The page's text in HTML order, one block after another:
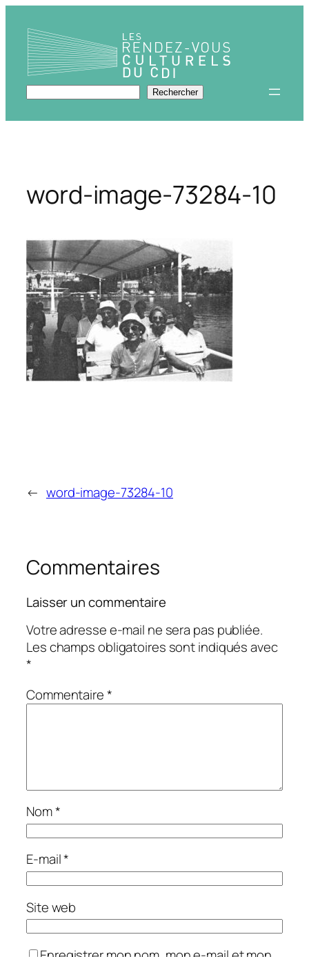
contenu
Rechercher Rechercher
word-image-73284-10
← word-image-73284-10
Commentaires
Laisser un commentaire
Votre adresse e-mail ne sera pas publiée.
Les champs obligatoires sont indiqués avec
*
Commentaire*
Nom*
E-mail*
Site web